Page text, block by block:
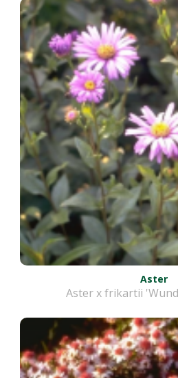
Aster
Aster x frikartii